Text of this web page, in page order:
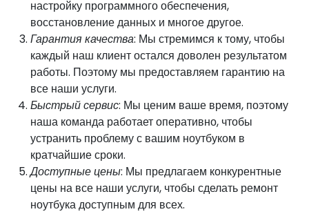
настройку программного обеспечения,
восстановление данных и многое другое.
Гарантия качества: Мы стремимся к тому, чтобы
каждый наш клиент остался доволен результатом
работы. Поэтому мы предоставляем гарантию на
все наши услуги.
Быстрый сервис: Мы ценим ваше время, поэтому
наша команда работает оперативно, чтобы
устранить проблему с вашим ноутбуком в
кратчайшие сроки.
Доступные цены: Мы предлагаем конкурентные
цены на все наши услуги, чтобы сделать ремонт
ноутбука доступным для всех.